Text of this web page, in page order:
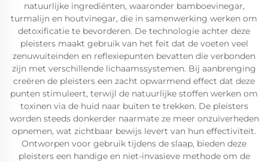
natuurlijke ingrediënten, waaronder bamboevinegar,
turmalijn en houtvinegar, die in samenwerking werken om
detoxificatie te bevorderen. De technologie achter deze
pleisters maakt gebruik van het feit dat de voeten veel
zenuwuiteinden en reflexiepunten bevatten die verbonden
zijn met verschillende lichaamssystemen. Bij aanbrenging
creëren de pleisters een zacht opwarmend effect dat deze
punten stimuleert, terwijl de natuurlijke stoffen werken om
toxinen via de huid naar buiten te trekken. De pleisters
worden steeds donkerder naarmate ze meer onzuiverheden
opnemen, wat zichtbaar bewijs levert van hun effectiviteit.
Ontworpen voor gebruik tijdens de slaap, bieden deze
pleisters een handige en niet-invasieve methode om de